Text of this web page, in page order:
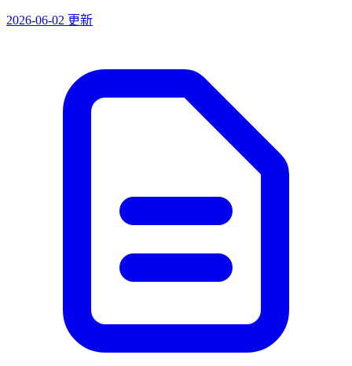
2026-06-02 更新